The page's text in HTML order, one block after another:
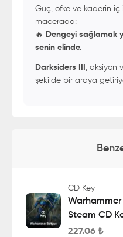
Güç, öfke ve kaderin
macerada:
🔥 Dengeyi sağlamak
senin elinde.
Darksiders III
, aksiyon
şekilde bir araya
CD Key
Steam CD
227.06 ₺